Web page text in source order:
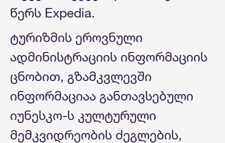
წერს Expedia.
ტურიზმის ეროვნული
ადმინისტრაციის ინფორმაციის
ცნობით, გზამკვლევში
ინფორმაციაა განთავსებული
იუნესკო-ს კულტურული
მემკვიდრეობის ძეგლების,